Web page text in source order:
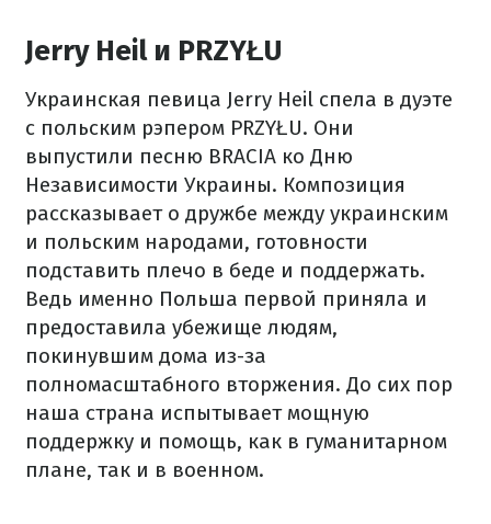
Jerry Heil и PRZYŁU
Украинская певица Jerry Heil спела в дуэте
с польским рэпером PRZYŁU. Они
выпустили песню BRACIA ко Дню
Независимости Украины. Композиция
рассказывает о дружбе между украинским
и польским народами, готовности
подставить плечо в беде и поддержать.
Ведь именно Польша первой приняла и
предоставила убежище людям,
покинувшим дома из-за
полномасштабного вторжения. До сих пор
наша страна испытывает мощную
поддержку и помощь, как в гуманитарном
плане, так и в военном.